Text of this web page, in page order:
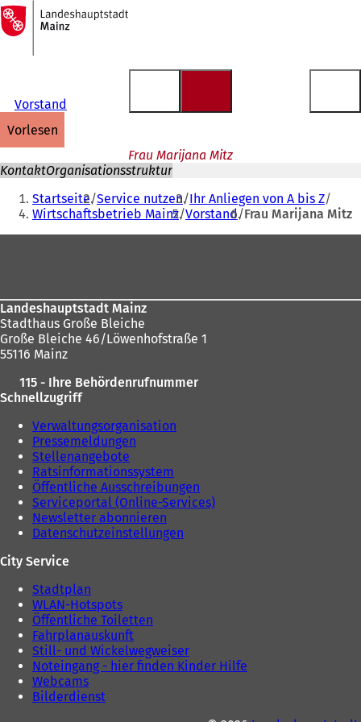
Inhalt anspringen
Zur
Startseite
Vorstand
vorlesen
Frau Marijana Mitz
KontaktOrganisationsstruktur
Sie
befinden
sich
Startseite Service nutzen Ihr Anliegen von A bis Z
Wirtschaftsbetrieb Mainz Vorstand Frau Marijana Mitz
Landeshauptstadt Mainz
Stadthaus Große Bleiche
Große Bleiche 46/Löwenhofstraße 1
55116 Mainz
115 - Ihre Behördenrufnummer
Schnellzugriff
Verwaltungsorganisation
Pressemeldungen
Stellenangebote
Ratsinformationssystem
Öffentliche Ausschreibungen
Serviceportal (Online-Services)
Newsletter abonnieren
Datenschutzeinstellungen
City Service
Stadtplan
WLAN-Hotspots
Öffentliche Toiletten
Fahrplanauskunft
Still- und Wickelwegweiser
Noteingang - hier finden Kinder Hilfe
Webcams
Bilderdienst